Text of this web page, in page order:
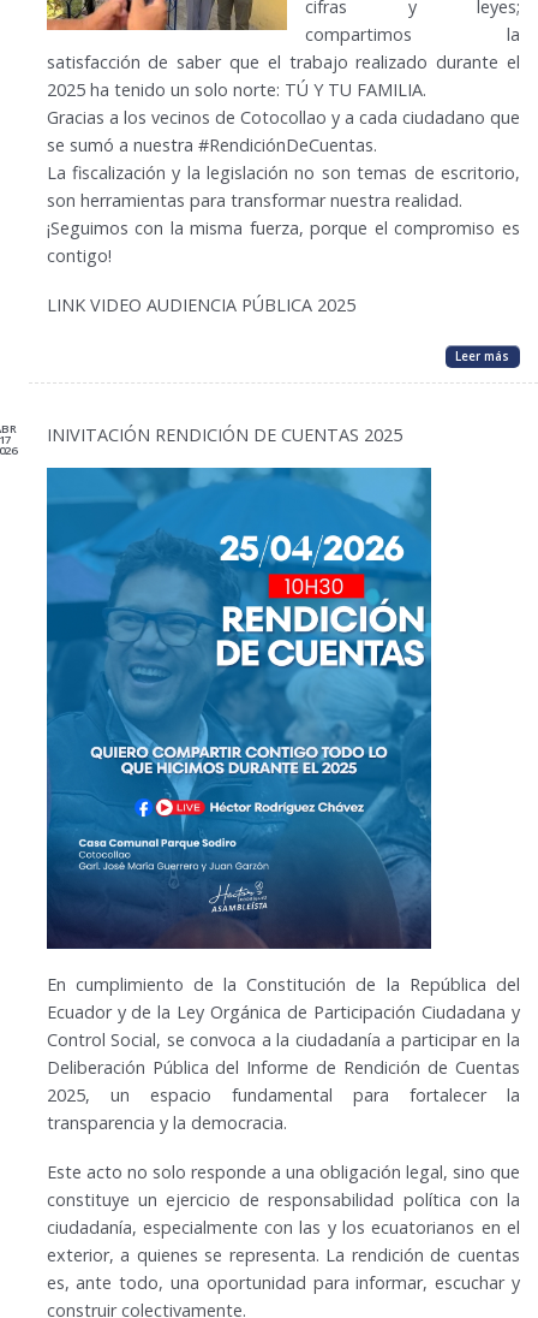
cifras y leyes;
compartimos la
satisfacción de saber que el trabajo realizado durante el
2025 ha tenido un solo norte: TÚ Y TU FAMILIA.
Gracias a los vecinos de Cotocollao y a cada ciudadano que
se sumó a nuestra #RendiciónDeCuentas.
La fiscalización y la legislación no son temas de escritorio,
son herramientas para transformar nuestra realidad.
¡Seguimos con la misma fuerza, porque el compromiso es
contigo!
LINK VIDEO AUDIENCIA PÚBLICA 2025
Leer más
17 INIVITACIÓN RENDICIÓN DE CUENTAS 2025
En cumplimiento de la Constitución de la República del
Ecuador y de la Ley Orgánica de Participación Ciudadana y
Control Social, se convoca a la ciudadanía a participar en la
Deliberación Pública del Informe de Rendición de Cuentas
2025, un espacio fundamental para fortalecer la
transparencia y la democracia.
Este acto no solo responde a una obligación legal, sino que
constituye un ejercicio de responsabilidad política con la
ciudadanía, especialmente con las y los ecuatorianos en el
exterior, a quienes se representa. La rendición de cuentas
es, ante todo, una oportunidad para informar, escuchar y
construir colectivamente.